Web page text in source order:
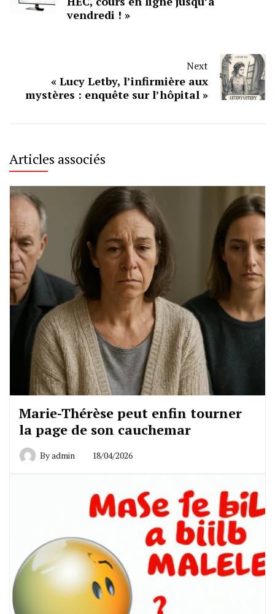
vendredi ! »
Next
« Lucy Letby, l’infirmière aux
mystères : enquête sur l’hôpital »
Articles associés
Marie-Thérèse peut enfin tourner
la page de son cauchemar
Byadmin 18/04/2026